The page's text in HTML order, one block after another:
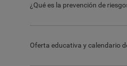
¿Qué es la prevención de
Oferta educativa y calendario